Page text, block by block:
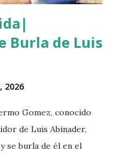
Burla de Luis
2026
Gomez, conocido
de Luis Abinader,
se burla de él en el